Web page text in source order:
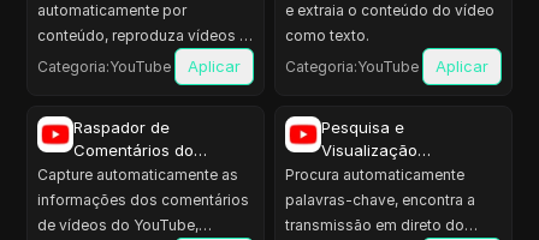
automaticamente por
conteúdo, reproduza vídeos e
curta, comente.
Categoria:YouTube Aplicar
e extraia o conteúdo do vídeo
como texto.
Categoria:YouTube Aplicar
Raspador de
Comentários do
YouTube
Capture automaticamente as
informações dos comentários
de vídeos do YouTube,
Pesquisa e
Visualização
Automática da
Transmissão em Direto
do YouTube
Procura automaticamente
palavras-chave, encontra a
transmissão em direto do